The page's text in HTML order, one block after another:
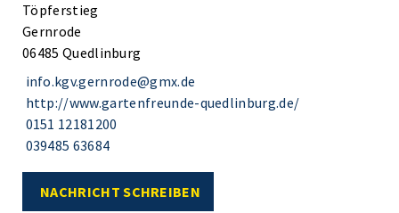
Töpferstieg
Gernrode
06485 Quedlinburg
info.kgv.gernrode@gmx.de
http://www.gartenfreunde-quedlinburg.de/
0151 12181200
039485 63684
NACHRICHT SCHREIBEN